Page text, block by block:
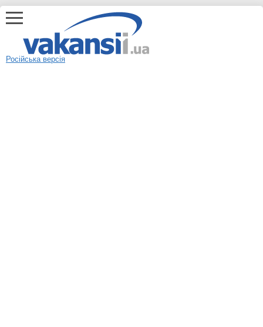
Російська версія